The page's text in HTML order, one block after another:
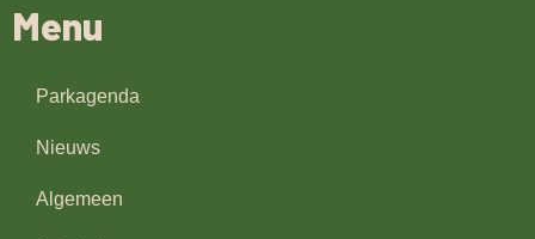
Menu
Parkagenda
Nieuws
Algemeen